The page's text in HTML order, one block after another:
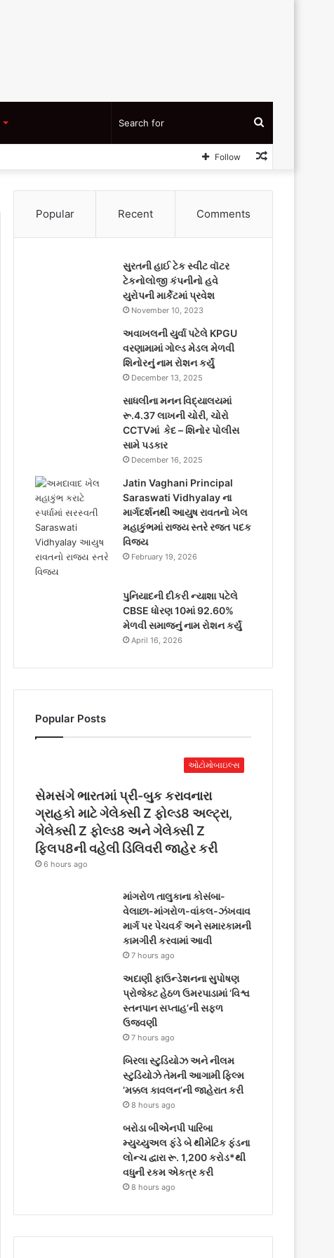
for
Follow
Popular Recent Comments
સુરતની હાઈ ટેક સ્વીટ વૉટર
ટેકનોલોજી કંપનીનો હવે
યુરોપની માર્કેટમાં પ્રવેશ
November 10, 2023
અવાખલની યુર્વા પટેલે KPGU
વરણામામાં ગોલ્ડ મેડલ મેળવી
શિનોરનું નામ રોશન કર્યું
December 13, 2025
સાધલીના મનન વિદ્યાલયમાં
રૂ.4.37 લાખની ચોરી, ચોરો
CCTVમાં કેદ – શિનોર પોલીસ
સામે પડકાર
December 16, 2025
Jatin Vaghani Principal
Saraswati Vidhyalay ના
માર્ગદર્શનથી આયુષ રાવતનો ખેલ
મહાકુંભમાં રાજ્ય સ્તરે રજત પદક
વિજય
February 19, 2026
પુનિયાદની દીકરી ન્યાશા પટેલે
CBSE ધોરણ 10માં 92.60%
મેળવી સમાજનું નામ રોશન કર્યું
April 16, 2026
Popular Posts
ઓટોમોબાઇલ્સ
સેમસંગે ભારતમાં પ્રી-બુક કરાવનારા
ગ્રાહકો માટે ગેલેક્સી Z ફોલ્ડ8 અલ્ટ્રા,
ગેલેક્સી Z ફોલ્ડ8 અને ગેલેક્સી Z
ફ્લિપ8ની વહેલી ડિલિવરી જાહેર કરી
6 hours ago
માંગરોળ તાલુકાના કોસંબા-
વેલાછા-માંગરોળ-વાંકલ-ઝંખવાવ
માર્ગ પર પેચવર્ક અને સમારકામની
કામગીરી કરવામાં આવી
7 hours ago
અદાણી ફાઉન્ડેશનના સુપોષણ
પ્રોજેક્ટ હેઠળ ઉમરપાડામાં ‘વિશ્વ
સ્તનપાન સપ્તાહ’ની સફળ
ઉજવણી
7 hours ago
બિરલા સ્ટુડિયોઝ અને નીલમ
સ્ટુડિયોઝે તેમની આગામી ફિલ્મ
‘મક્કલ કાવલન’ની જાહેરાત કરી
8 hours ago
બરોડા બીએનપી પારિબા
મ્યુચ્યુઅલ ફંડે બે થીમેટિક ફંડના
લોન્ચ દ્વારા રૂ. 1,200 કરોડ*થી
વધુની રકમ એકત્ર કરી
8 hours ago